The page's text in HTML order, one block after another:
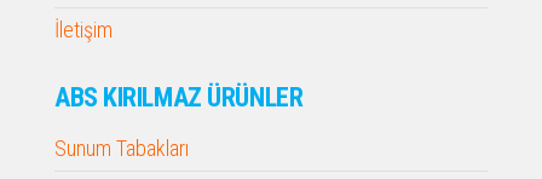
İletişim
ABS KIRILMAZ ÜRÜNLER
Sunum Tabakları